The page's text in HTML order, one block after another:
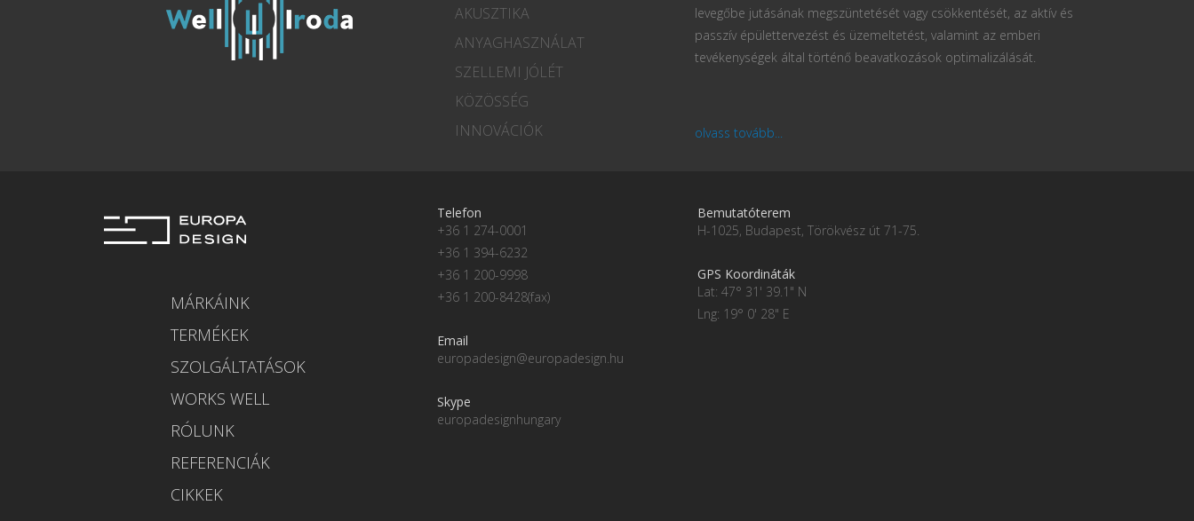
AKUSZTIKA
ANYAGHASZNÁLAT
SZELLEMI JÓLÉT
KÖZÖSSÉG
INNOVÁCIÓK
levegőbe jutásának megszüntetését vagy csökkentését, az aktív és
passzív épülettervezést és üzemeltetést, valamint az emberi
tevékenységek által történő beavatkozások optimalizálását.
olvass tovább...
MÁRKÁINK
TERMÉKEK
SZOLGÁLTATÁSOK
WORKS WELL
RÓLUNK
REFERENCIÁK
CIKKEK
Telefon
+36 1 274-0001
+36 1 394-6232
+36 1 200-9998
+36 1 200-8428(fax)
Email
europadesign@europadesign.hu
Skype
europadesignhungary
Bemutatóterem
H-1025, Budapest, Törökvész út 71-75.
GPS Koordináták
Lat: 47° 31' 39.1" N
Lng: 19° 0' 28" E